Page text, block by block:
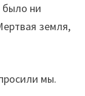
было ни
земля,
мы.